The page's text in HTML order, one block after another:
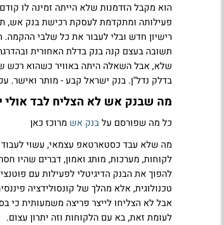
הוא מקבל הזדמנות שלא הייתה זמינה לו
פעילותה ומתקדמת לעסקת רכישת בנק אש,
רישיון חדש ובלי לעבור את כל שלבי
תשובה בעצם קנה בנק בדלת האחורית
בדלק נדל"ן. בנק ישראל קבע - מותר ואישר.
מה שבנק אש לא הצליח לבד אולי
כל מה שפורסם עלבנק אש מרוכז כאן
מה שלא עבד כסטארטאפ עצמאי, עשוי לעבוד
לקוחות, מערכות, מותג ואמון, דברים שהיו
להפוך את הבנק הדיגיטלי לפעילות עם
טכנולוגית, אלא מהלך של קונסולידציה
אבל לא הצליחו לייצר פריצה משמעותית כי
לעומת זאת, בא עם הלקוחות וזה יתרון עצום.